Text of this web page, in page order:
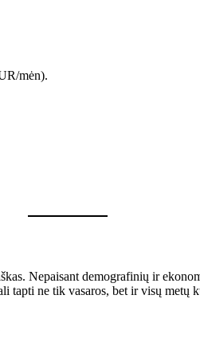
mėn).
Nepaisant demografinių ir
tapti ne tik vasaros, bet ir visų metų